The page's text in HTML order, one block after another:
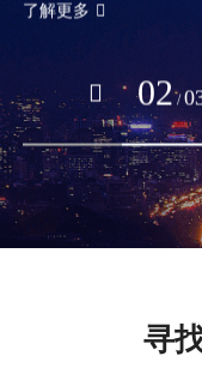
了解更多
02 /
寻